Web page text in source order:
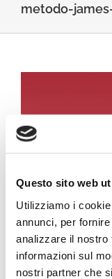
Questo sito web
Utilizziamo i
annunci, per
analizzare il nostro
informazioni sul
nostri partner che
metodo-